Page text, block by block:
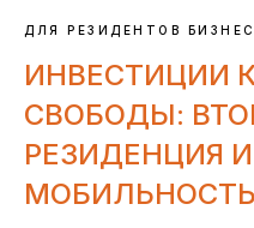
ДЛЯ РЕЗИДЕНТОВ
ИНВЕСТИЦИИ
СВОБОДЫ:
РЕЗИДЕНЦИЯ
МОБИЛЬНОСТЬ